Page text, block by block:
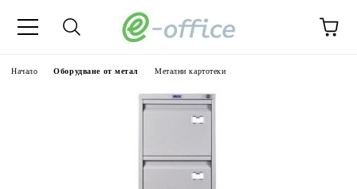
Начало Оборудване от метал Метални картотеки